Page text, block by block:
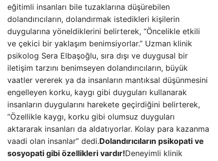
eğitimli insanları bile tuzaklarına düşürebilen
dolandırıcıların, dolandırmak istedikleri kişilerin
duygularına yöneldiklerini belirterek, “Öncelikle etkili
ve çekici bir yaklaşım benimsiyorlar.” Uzman klinik
psikolog Sera Elbaşoğlu, sıra dışı ve duygusal bir
iletişim tarzını benimseyen dolandırıcıların, büyük
vaatler vererek ya da insanların mantıksal düşünmesini
engelleyen korku, kaygı gibi duyguları kullanarak
insanların duygularını harekete geçirdiğini belirterek,
“Özellikle kaygı, korku gibi olumsuz duyguları
aktararak insanları da aldatıyorlar. Kolay para kazanma
vaadi olan insanlar” dedi.Dolandırıcıların psikopati ve
sosyopati gibi özellikleri vardır!Deneyimli klinik